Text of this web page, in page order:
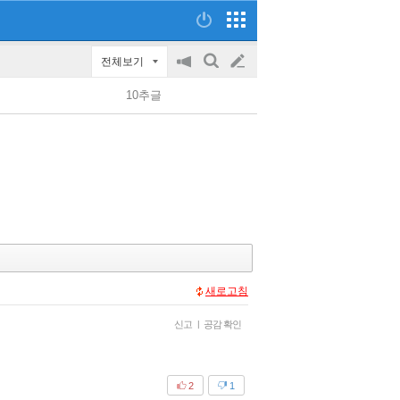
전체보기
공
on/off
검
글
쓰
10추글
새로고침
신고 | 공감 확인
1
2